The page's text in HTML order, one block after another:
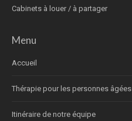
Cabinets à louer / à partager
Menu
Accueil
Thérapie pour les personnes âgées
Itinéraire de notre équipe